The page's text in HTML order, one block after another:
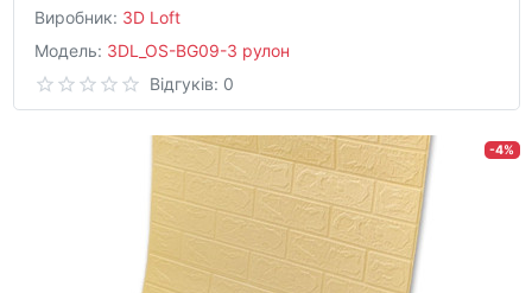
Виробник: 3D Loft
Модель: 3DL_OS-BG09-3 рулон
Відгуків: 0
-4%